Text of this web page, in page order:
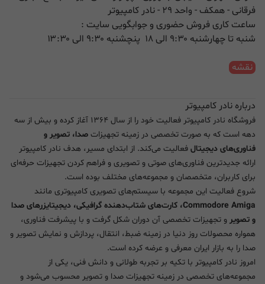
فرقانی - همکف - واحد ۲۹ - نادر کامپیوتر
ساعت کاری فروش حضوری و جوابگویی سایت :
شنبه تا چهارشنبه ۹:۳۰ الی ۱۸ پنچشنبه ۹:۳۰ الی ۱۳:۳۰
نقشه
درباره نادر کامپیوتر
فروشگاه نادر کامپیوتر فعالیت خود را از سال ۱۳۶۴ آغاز کرده و بیش از سه
دهه است که به صورت تخصصی در زمینه تجهیزات صدا، تصویر و
فناوری‌های دیجیتال فعالیت می‌کند. از ابتدای مسیر، هدف نادر کامپیوتر
ارائه جدیدترین فناوری‌های صوتی و تصویری و فراهم کردن تجهیزات حرفه‌ای
برای کاربران، متخصصان و مجموعه‌های مختلف بوده است.
شروع فعالیت این مجموعه با سیستم‌های تصویری کامپیوتری مانند
Commodore Amiga، کارت‌های شتاب‌دهنده گرافیکی، دیجیتایزرهای صدا
و تصویر و تجهیزات تخصصی آن دوران شکل گرفت و با پیشرفت فناوری،
همواره محصولات روز دنیا در زمینه ضبط، انتقال، پردازش و نمایش تصویر و
صدا را به بازار ایران معرفی و عرضه کرده است.
امروز نادر کامپیوتر با تکیه بر تجربه طولانی و دانش فنی، یکی از
مجموعه‌های تخصصی در زمینه تجهیزات صدا و تصویر محسوب می‌شود و